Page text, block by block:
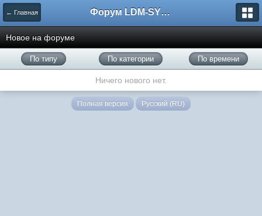
← Главная Форум LDM-SYSTEMS
Новое на форуме
По типу По категории По времени
Ничего нового нет.
Полная версия Русский (RU)